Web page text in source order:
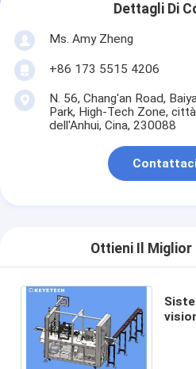
Dettagli Di
Ms. Amy Zheng
+86 173 5515 4206
N. 56, Chang'an Road,
Park, High-Tech Zone,
dell'Anhui, Cina, 230088
Ottieni Il Miglior